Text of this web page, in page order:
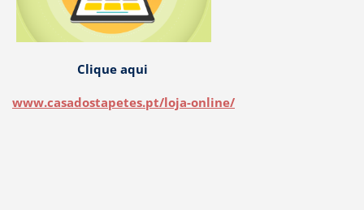
Clique aqui
www.casadostapetes.pt/loja-online/